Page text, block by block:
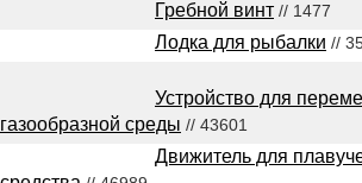
Гребной винт // 1477
Лодка для рыбалки //
Устройство для
газообразной среды // 43601
Движитель для